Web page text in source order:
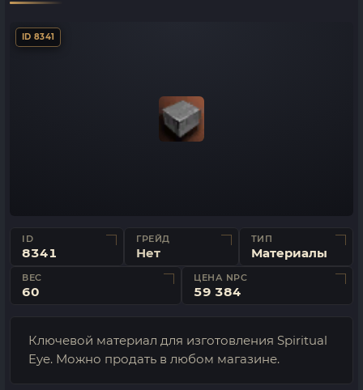
ID 8341
ID
8341
ГРЕЙД
Нет
ТИП
Материалы
ВЕС
60
ЦЕНА NPC
59 384
Ключевой материал для изготовления Spiritual
Eye. Можно продать в любом магазине.